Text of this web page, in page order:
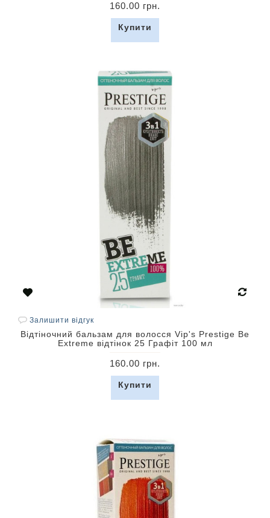
160.00 грн.
Купити
Залишити відгук
Відтіночний бальзам для волосся Vip's Prestige Be
Extreme відтінок 25 Графіт 100 мл
160.00 грн.
Купити